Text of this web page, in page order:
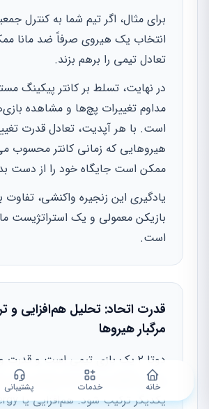
برای مثال، اگر تیم شما به کنترل
انتخاب یک هیروی صرفاً ضد مانا
تعادل تیمی را برهم بزند.
در نهایت، تسلط بر کانتر پیکینگ
مداوم تغییرات پچ‌ها و مشاهده
است. با هر آپدیت، تعادل قدرت
هیروهایی که زمانی کانتر محسوب
ممکن است جایگاه خود را از دست
یادگیری این زنجیره واکنشی،
است.
قدرت اتحاد: تحلیل هم‌افزایی و
مرگبار هیروها
دوتا ۲ یک بازی تیمی است و
زمانی آشکار می‌شود که توانایی‌های
خانه خدمات پشتیبانی